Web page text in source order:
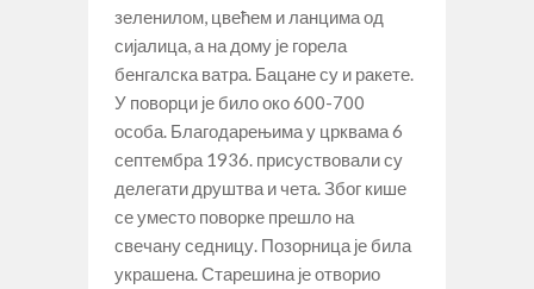
зеленилом, цвећем и ланцима од
сијалица, а на дому је горела
бенгалска ватра. Бацане су и ракете.
У поворци је било око 600-700
особа. Благодарењима у црквама 6
септембра 1936. присуствовали су
делегати друштва и чета. Због кише
се уместо поворке прешло на
свечану седницу. Позорница је била
украшена. Старешина је отворио